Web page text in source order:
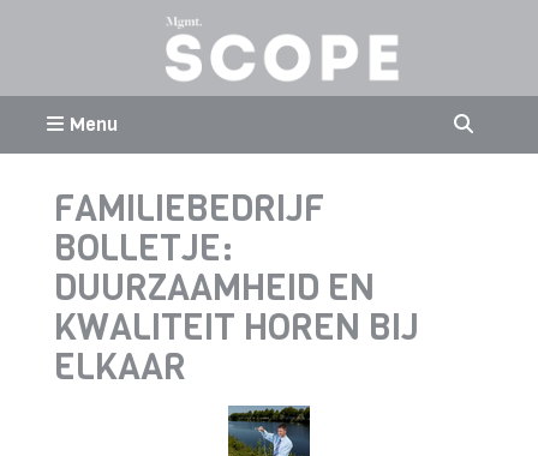
Menu
FAMILIEBEDRIJF
BOLLETJE:
DUURZAAMHEID EN
KWALITEIT HOREN BIJ
ELKAAR